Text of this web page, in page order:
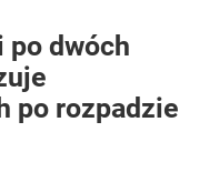
po dwóch
po rozpadzie